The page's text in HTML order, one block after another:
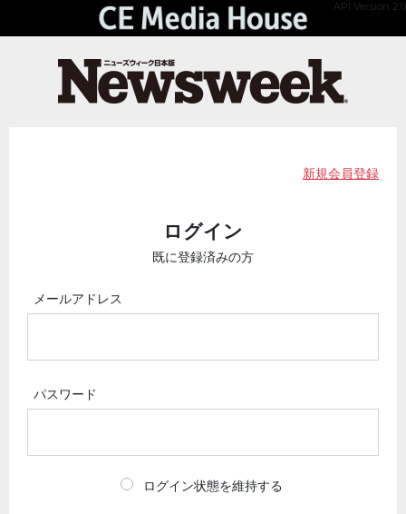
API Version 2.0
新規会員登録
ログイン
既に登録済みの方
メールアドレス
パスワード
ログイン状態を維持する